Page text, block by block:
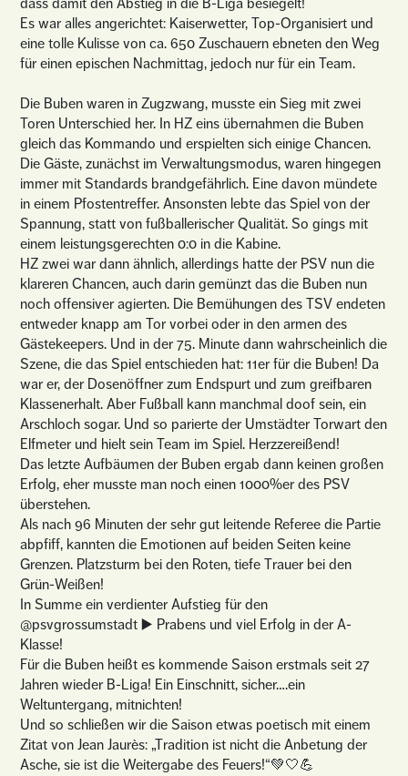
dass damit den Abstieg in die B-Liga besiegelt!
Es war alles angerichtet: Kaiserwetter, Top-Organisiert und
eine tolle Kulisse von ca. 650 Zuschauern ebneten den Weg
für einen epischen Nachmittag, jedoch nur für ein Team.
Die Buben waren in Zugzwang, musste ein Sieg mit zwei
Toren Unterschied her. In HZ eins übernahmen die Buben
gleich das Kommando und erspielten sich einige Chancen.
Die Gäste, zunächst im Verwaltungsmodus, waren hingegen
immer mit Standards brandgefährlich. Eine davon mündete
in einem Pfostentreffer. Ansonsten lebte das Spiel von der
Spannung, statt von fußballerischer Qualität. So gings mit
einem leistungsgerechten 0:0 in die Kabine.
HZ zwei war dann ähnlich, allerdings hatte der PSV nun die
klareren Chancen, auch darin gemünzt das die Buben nun
noch offensiver agierten. Die Bemühungen des TSV endeten
entweder knapp am Tor vorbei oder in den armen des
Gästekeepers. Und in der 75. Minute dann wahrscheinlich die
Szene, die das Spiel entschieden hat: 11er für die Buben! Da
war er, der Dosenöffner zum Endspurt und zum greifbaren
Klassenerhalt. Aber Fußball kann manchmal doof sein, ein
Arschloch sogar. Und so parierte der Umstädter Torwart den
Elfmeter und hielt sein Team im Spiel. Herzzereißend!
Das letzte Aufbäumen der Buben ergab dann keinen großen
Erfolg, eher musste man noch einen 1000%er des PSV
überstehen.
Als nach 96 Minuten der sehr gut leitende Referee die Partie
abpfiff, kannten die Emotionen auf beiden Seiten keine
Grenzen. Platzsturm bei den Roten, tiefe Trauer bei den
Grün-Weißen!
In Summe ein verdienter Aufstieg für den
@psvgrossumstadt ▶️ Prabens und viel Erfolg in der A-
Klasse!
Für die Buben heißt es kommende Saison erstmals seit 27
Jahren wieder B-Liga! Ein Einschnitt, sicher….ein
Weltuntergang, mitnichten!
Und so schließen wir die Saison etwas poetisch mit einem
Zitat von Jean Jaurès: „Tradition ist nicht die Anbetung der
Asche, sie ist die Weitergabe des Feuers!“💚🤍💪